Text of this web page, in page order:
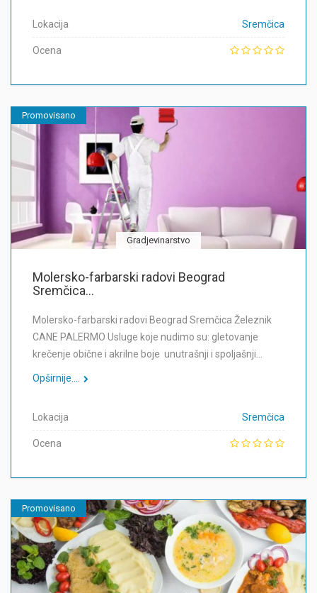
Lokacija Sremčica
Ocena
Promovisano
Gradjevinarstvo
Molersko-farbarski radovi Beograd
Sremčica...
Molersko-farbarski radovi Beograd Sremčica Železnik
CANE PALERMO Usluge koje nudimo su: gletovanje
krečenje obične i akrilne boje unutrašnji i spoljašnji…
Opširnije....
Lokacija Sremčica
Ocena
Promovisano